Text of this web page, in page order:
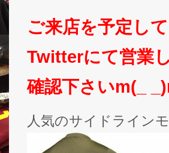
ご来店を予定し
Twitterにて営業
確認下さいm(_
人気のサイドラインモ